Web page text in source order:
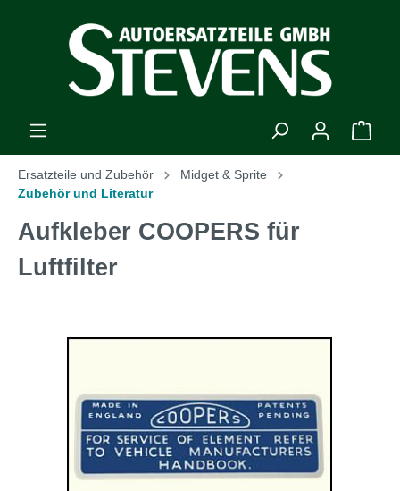
Ersatzteile und Zubehör
Midget & Sprite
Zubehör und Literatur
Aufkleber COOPERS für
Luftfilter